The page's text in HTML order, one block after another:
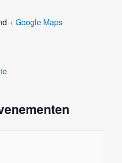
+ Google Maps